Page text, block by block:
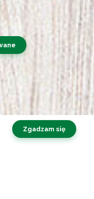
reCAPTCHA
Zgadzam się